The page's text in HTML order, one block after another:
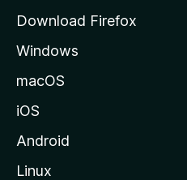
a
l
e
l
Download Firefox
Windows
macOS
iOS
Android
Linux